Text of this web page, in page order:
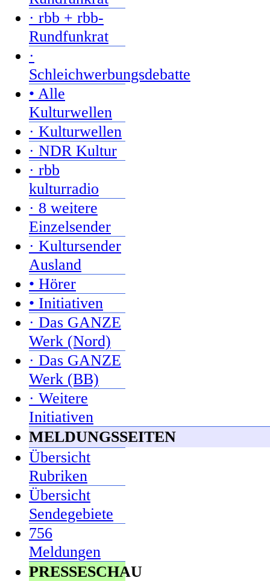
· rbb + rbb-
Rundfunkrat
·
Schleichwerbungsdebatte
• Alle
Kulturwellen
· Kulturwellen
· NDR Kultur
· rbb
kulturradio
· 8 weitere
Einzelsender
· Kultursender
Ausland
• Hörer
• Initiativen
· Das GANZE
Werk (Nord)
· Das GANZE
Werk (BB)
· Weitere
Initiativen
MELDUNGSSEITEN
Übersicht
Rubriken
Übersicht
Sendegebiete
756
Meldungen
PRESSESCHAU